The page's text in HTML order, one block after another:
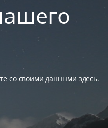
со своими данными здесь.